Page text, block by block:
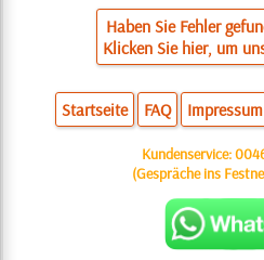
Haben Sie Fehler
Klicken Sie hier, um
Startseite FAQ Impressum
Kundenservice:
(Gespräche ins